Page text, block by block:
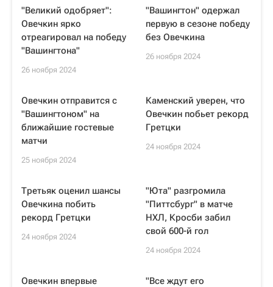
"Великий одобряет":
Овечкин ярко
отреагировал на победу
"Вашингтона"
26 ноября 2024
"Вашингтон" одержал
первую в сезоне победу
без Овечкина
26 ноября 2024
Овечкин отправится с
"Вашингтоном" на
ближайшие гостевые
матчи
25 ноября 2024
Каменский уверен, что
Овечкин побьет рекорд
Гретцки
24 ноября 2024
Третьяк оценил шансы
Овечкина побить
рекорд Гретцки
24 ноября 2024
"Юта" разгромила
"Питтсбург" в матче
НХЛ, Кросби забил
свой 600-й гол
24 ноября 2024
Овечкин впервые
"Все ждут его